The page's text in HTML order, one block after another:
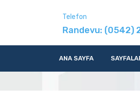
Telefon
Randevu: (0542)
ANA SAYFA
EKSİKLİĞİNDE BESLENME ÖNERİLERİ